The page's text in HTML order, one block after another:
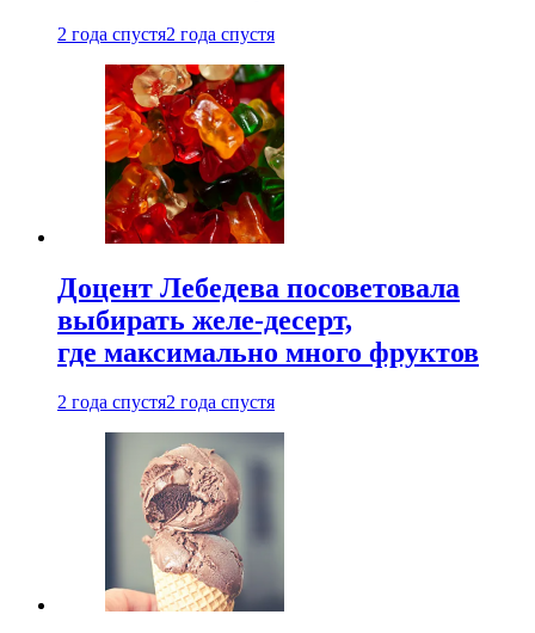
2 года спустя2 года спустя
Доцент Лебедева посоветовала
выбирать желе-десерт,
где максимально много фруктов
2 года спустя2 года спустя